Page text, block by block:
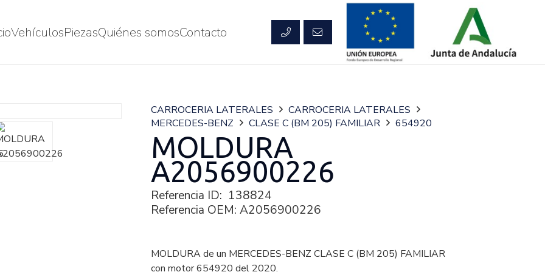
VehículosPiezasQuiénes somosContacto
CARROCERIA LATERALES
CARROCERIA LATERALES
MERCEDES-BENZ
CLASE C (BM 205) FAMILIAR 654920
MOLDURA
A2056900226
Referencia ID: 138824
Referencia OEM: A2056900226
MOLDURA de un MERCEDES-BENZ CLASE C (BM 205) FAMILIAR
con motor 654920 del 2020.